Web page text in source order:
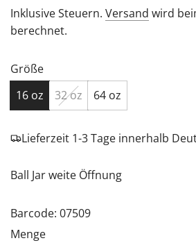
Preis
Inklusive Steuern. Versand wird
berechnet.
Größe
16 oz
32 oz 64 oz
Lieferzeit 1-3 Tage innerhalb
Ball Jar weite Öffnung
Barcode: 07509
Menge